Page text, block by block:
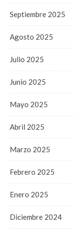
Septiembre 2025
Agosto 2025
Julio 2025
Junio 2025
Mayo 2025
Abril 2025
Marzo 2025
Febrero 2025
Enero 2025
Diciembre 2024